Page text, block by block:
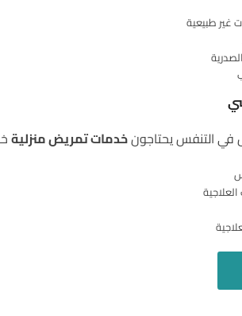
غير طبيعية
في التنفس يحتاجونخدمات تمريض منزلية